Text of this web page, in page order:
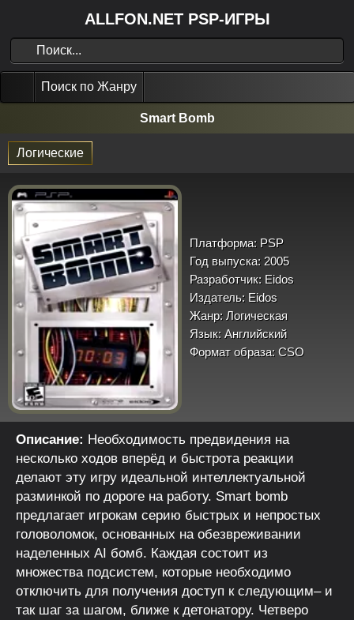
ALLFON.NET PSP-ИГРЫ
Поиск по Жанру
Smart Bomb
Логические
Платформа: PSP
Год выпуска: 2005
Разработчик: Eidos
Издатель: Eidos
Жанр: Логическая
Язык: Английский
Формат образа: CSO
Описание: Необходимость предвидения на
несколько ходов вперёд и быстрота реакции
делают эту игру идеальной интеллектуальной
разминкой по дороге на работу. Smart bomb
предлагает игрокам серию быстрых и непростых
головоломок, основанных на обезвреживании
наделенных AI бомб. Каждая состоит из
множества подсистем, которые необходимо
отключить для получения доступ к следующим– и
так шаг за шагом, ближе к детонатору. Четверо